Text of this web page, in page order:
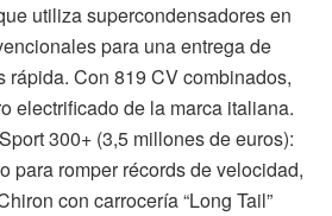
utiliza supercondensadores en
para una entrega de
rápida. Con 819 CV combinados,
electrificado de la marca italiana.
300+ (3,5 millones de euros):
para romper récords de velocidad,
con carrocería “Long Tail”